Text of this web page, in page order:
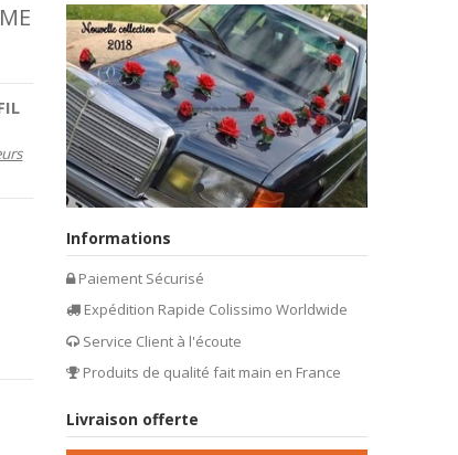
Informations
Paiement Sécurisé
Expédition Rapide Colissimo Worldwide
Service Client à l'écoute
Produits de qualité fait main en France
Livraison offerte